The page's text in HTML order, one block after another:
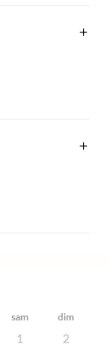
sam dim
1
2